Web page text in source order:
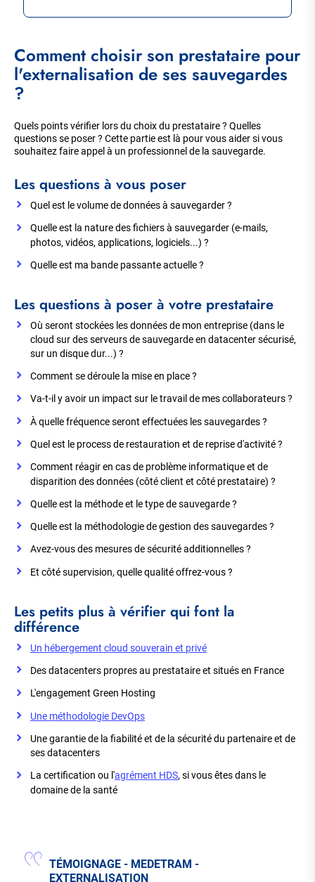
Comment choisir son prestataire pour
l'externalisation de ses sauvegardes
?
Quels points vérifier lors du choix du prestataire ? Quelles
questions se poser ? Cette partie est là pour vous aider si vous
souhaitez faire appel à un professionnel de la sauvegarde.
Les questions à vous poser
Quel est le volume de données à sauvegarder ?
Quelle est la nature des fichiers à sauvegarder (e-mails,
photos, vidéos, applications, logiciels...) ?
Quelle est ma bande passante actuelle ?
Les questions à poser à votre prestataire
Où seront stockées les données de mon entreprise (dans le
cloud sur des serveurs de sauvegarde en datacenter sécurisé,
sur un disque dur...) ?
Comment se déroule la mise en place ?
Va-t-il y avoir un impact sur le travail de mes collaborateurs ?
À quelle fréquence seront effectuées les sauvegardes ?
Quel est le process de restauration et de reprise d'activité ?
Comment réagir en cas de problème informatique et de
disparition des données (côté client et côté prestataire) ?
Quelle est la méthode et le type de sauvegarde ?
Quelle est la méthodologie de gestion des sauvegardes ?
Avez-vous des mesures de sécurité additionnelles ?
Et côté supervision, quelle qualité offrez-vous ?
Les petits plus à vérifier qui font la
différence
Un hébergement cloud souverain et privé
Des datacenters propres au prestataire et situés en France
L'engagement Green Hosting
Une méthodologie DevOps
Une garantie de la fiabilité et de la sécurité du partenaire et de
ses datacenters
La certification ou l'agrément HDS, si vous êtes dans le
domaine de la santé
TÉMOIGNAGE - MEDETRAM -
EXTERNALISATION